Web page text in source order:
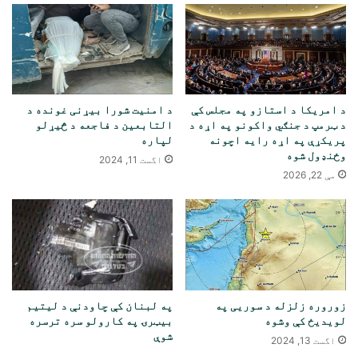
د امریکا د استازو په مجلس کې
د ټرمپ د جنګي واکونو په اړه د
پریکړې په اړه رایه اچونه
وځنډول شوه
مې 22, 2026
د امنیت شورا بیړنی غونده د
التابعین د فاجعه د څیړلو
لپاره
اگست 11, 2024
زوروره زلزله د سوریی په
لویدیځ کې وشوه
اگست 13, 2024
په لبنان کې چاودنې د لیتیم
بیټرۍ په کارولو سره ترسره
شوې